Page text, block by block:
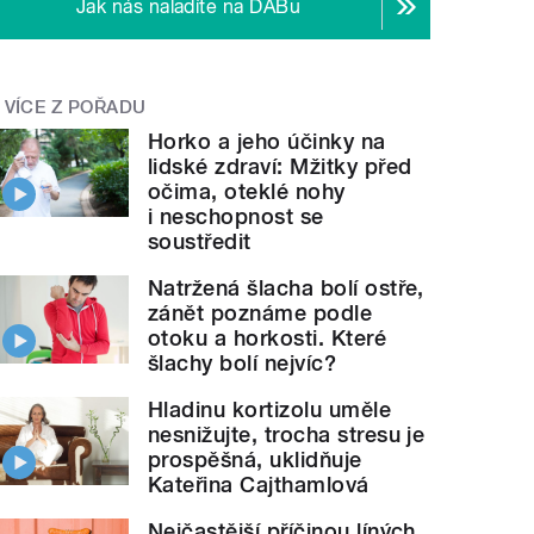
Jak nás naladíte na DABu
VÍCE Z POŘADU
Horko a jeho účinky na
lidské zdraví: Mžitky před
očima, oteklé nohy
i neschopnost se
soustředit
Natržená šlacha bolí ostře,
zánět poznáme podle
otoku a horkosti. Které
šlachy bolí nejvíc?
Hladinu kortizolu uměle
nesnižujte, trocha stresu je
prospěšná, uklidňuje
Kateřina Cajthamlová